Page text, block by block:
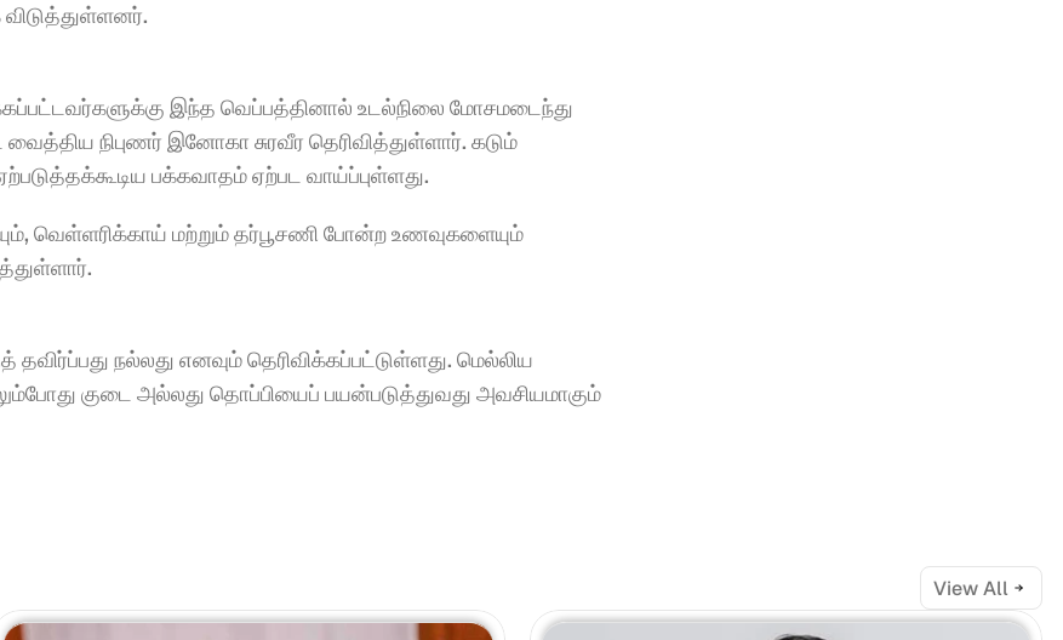
இந்த வெப்பத்தினால் உடல்நிலை மோசமடைந்து
வைத்திய நிபுணர் இனோகா சுரவீர தெரிவித்துள்ளார். கடும்
பக்கவாதம் ஏற்பட வாய்ப்புள்ளது.
வெள்ளரிக்காய் மற்றும் தர்பூசணி போன்ற உணவுகளையும்
நல்லது எனவும் தெரிவிக்கப்பட்டுள்ளது. மெல்லிய
குடை அல்லது தொப்பியைப் பயன்படுத்துவது அவசியமாகும்
View All